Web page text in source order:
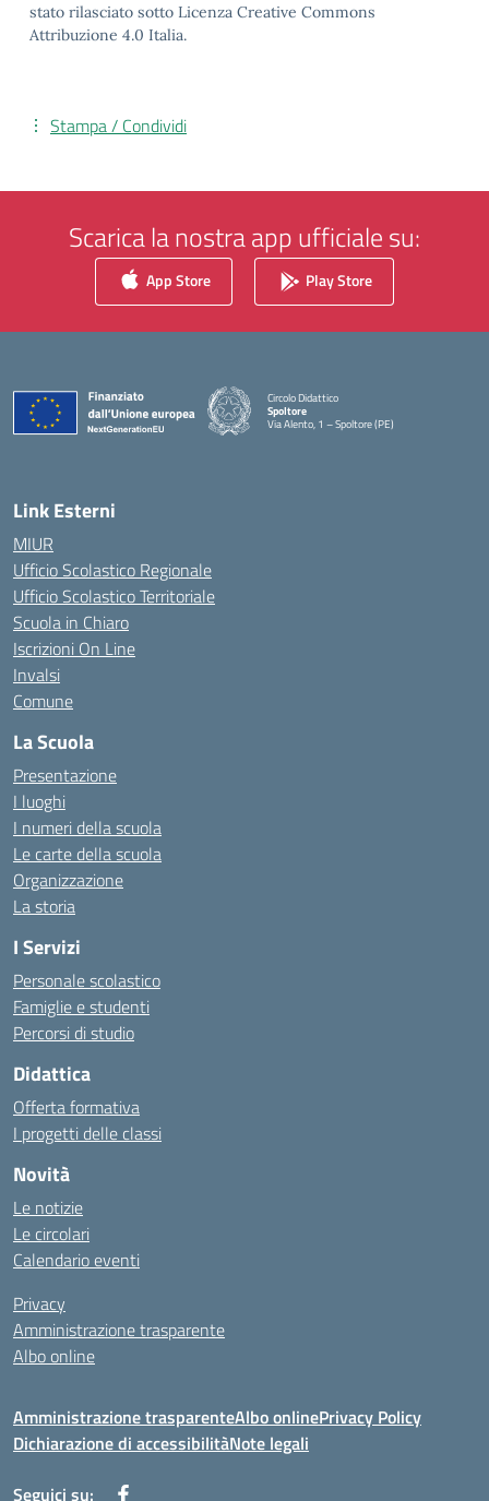
stato rilasciato sotto Licenza Creative Commons
Attribuzione 4.0 Italia.
Stampa / Condividi
Scarica la nostra app ufficiale su:
App Store Play Store
Circolo Didattico
Spoltore
Via Alento, 1 – Spoltore (PE)
— Visita la pagina iniziale della scuola
Link Esterni
MIUR
Ufficio Scolastico Regionale
Ufficio Scolastico Territoriale
Scuola in Chiaro
Iscrizioni On Line
Invalsi
Comune
La Scuola
Presentazione
I luoghi
I numeri della scuola
Le carte della scuola
Organizzazione
La storia
I Servizi
Personale scolastico
Famiglie e studenti
Percorsi di studio
Didattica
Offerta formativa
I progetti delle classi
Novità
Le notizie
Le circolari
Calendario eventi
Privacy
Amministrazione trasparente
Albo online
Amministrazione trasparenteAlbo onlinePrivacy Policy
Dichiarazione di accessibilitàNote legali
Seguici su: